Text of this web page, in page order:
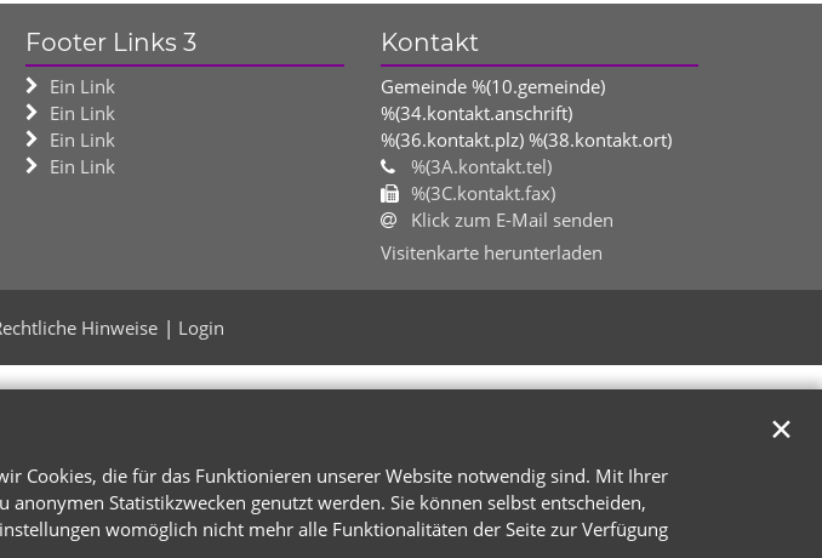
Footer Links 3
Ein Link
Ein Link
Ein Link
Ein Link
Kontakt
Gemeinde %(10.gemeinde)
%(34.kontakt.anschrift)
%(36.kontakt.plz) %(38.kontakt.ort)
%(3A.kontakt.tel)
%(3C.kontakt.fax)
Klick zum E-Mail senden
Visitenkarte herunterladen
Hinweise Login
Cookies, die für das Funktionieren unserer Website notwendig sind. Mit Ihrer
Statistikzwecken genutzt werden. Sie können selbst entscheiden,
womöglich nicht mehr alle Funktionalitäten der Seite zur Verfügung
✕